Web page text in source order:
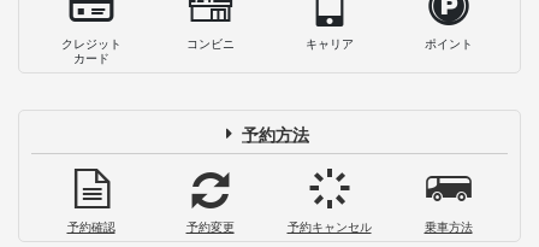
クレジット
カード
コンビニ キャリア ポイント
予約方法
予約確認 予約変更 予約キャンセル 乗車方法